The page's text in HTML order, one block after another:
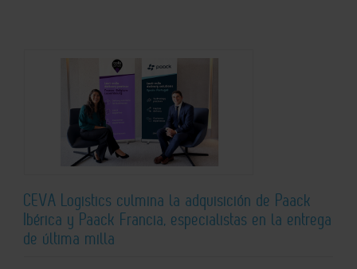
CEVA Logistics culmina la adquisición de Paack
Ibérica y Paack Francia, especialistas en la entrega
de última milla